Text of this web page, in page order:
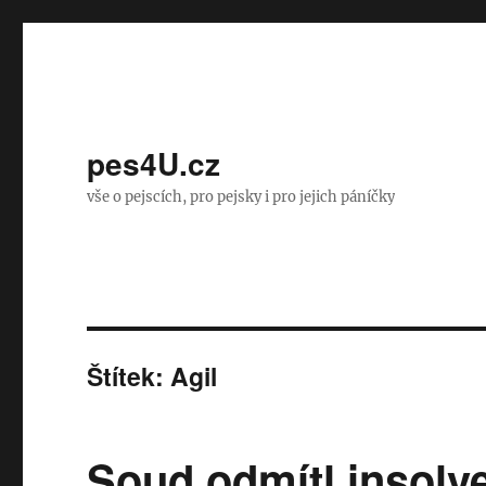
pes4U.cz
vše o pejscích, pro pejsky i pro jejich páníčky
Štítek:Agil